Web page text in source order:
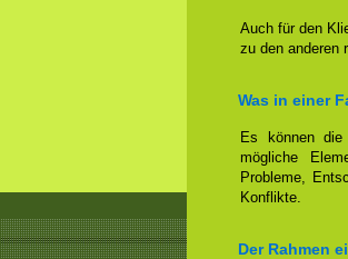
Auch für den
zu den anderen
Was in einer
Es können die
mögliche
Probleme,
Konflikte.
Der Rahmen